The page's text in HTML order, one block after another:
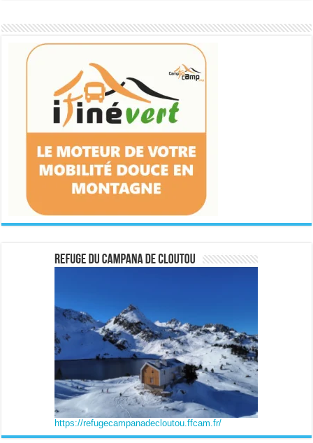
https://refugecampanadecloutou.ffcam.fr/